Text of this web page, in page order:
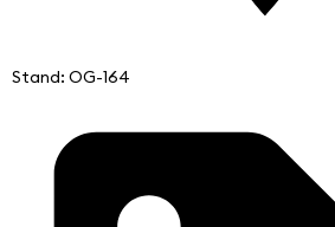
Stand: OG-164